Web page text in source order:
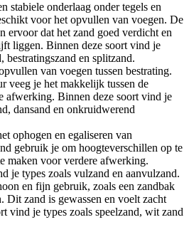
stabiele onderlaag onder tegels en
voor het opvullen van voegen. De
ervoor dat het zand goed verdicht en
liggen. Binnen deze soort vind je
bestratingszand en splitzand.
van voegen tussen bestrating.
veeg je het makkelijk tussen de
afwerking. Binnen deze soort vind je
dansand en onkruidwerend
ophogen en egaliseren van
gebruik je om hoogteverschillen op te
maken voor verdere afwerking.
je types zoals vulzand en aanvulzand.
en fijn gebruik, zoals een zandbak
Dit zand is gewassen en voelt zacht
vind je types zoals speelzand, wit zand